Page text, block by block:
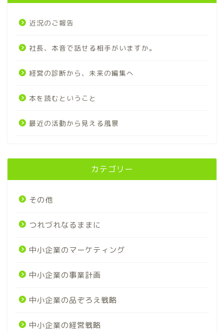
近況のご報告
社長、本音で話せる相手がいますか。
経営の診断から、未来の編集へ
本を読むということ
最近の活動から見える風景
カテゴリー
その他
つれづれなるままに
中小企業のマーケティング
中小企業の事業計画
中小企業の品ぞろえ戦略
中小企業の経営戦略